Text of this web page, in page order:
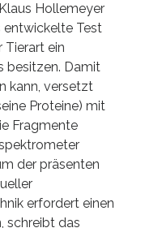
Hollemeyer
entwickelte Test
Tierart ein
besitzen. Damit
kann, versetzt
Proteine) mit
Fragmente
der präsenten
erfordert einen
schreibt das